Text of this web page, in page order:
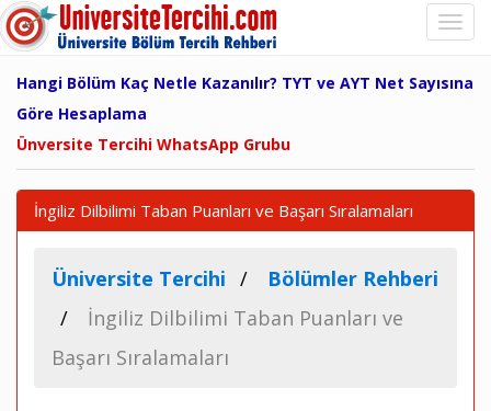
Hangi Bölüm Kaç Netle Kazanılır? TYT ve AYT Net Sayısına
Göre Hesaplama
Ünversite Tercihi WhatsApp Grubu
İngiliz Dilbilimi Taban Puanları ve Başarı Sıralamaları
Üniversite Tercihi
Bölümler Rehberi
İngiliz Dilbilimi Taban Puanları ve
Başarı Sıralamaları